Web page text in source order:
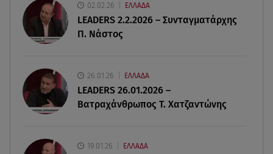
Έλληνας ηθοποιός: «Δεν πιστεύω στον Θεό. Είναι
δημιούργημα του ανθρώπου»
Συντάξεις: Τρέχουν να προλάβουν όσοι είναι
κοντά σε ηλικία συνταξιοδότησης
02.02.26 ΕΛΛΑΔΑ
LEADERS 2.2.2026 – Συνταγματάρχης
Π. Νάστος
26.01.26 ΕΛΛΑΔΑ
LEADERS 26.01.2026 –
Βατραχάνθρωπος Τ. Χατζαντώνης
19.01.26 ΕΛΛΑΔΑ